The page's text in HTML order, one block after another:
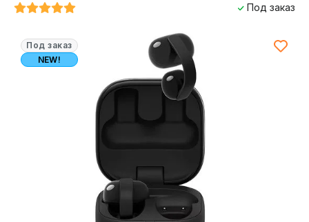
Под заказ
Под заказ
NEW!